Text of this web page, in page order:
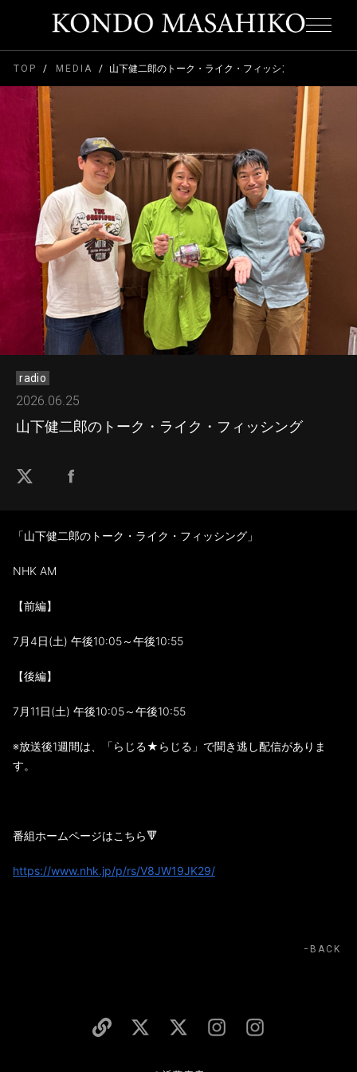
TOP MEDIA 山下健二郎のトーク・ライク・フィッシング
radio
2026.06.25
山下健二郎のトーク・ライク・フィッシング
「山下健二郎のトーク・ライク・フィッシング」
NHK AM
【前編】
7月4日(土) 午後10:05～午後10:55
【後編】
7月11日(土) 午後10:05～午後10:55
※放送後1週間は、「らじる★らじる」で聞き逃し配信がありま
す。
番組ホームページはこちら🔻
https://www.nhk.jp/p/rs/V8JW19JK29/
BACK